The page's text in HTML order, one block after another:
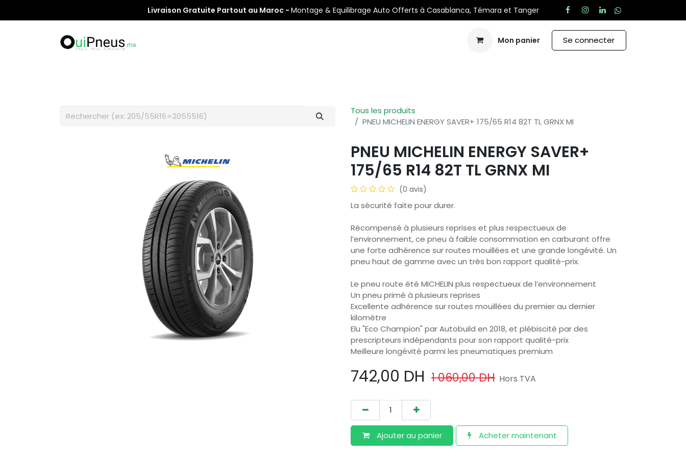
Livraison Gratuite Partout au Maroc - Montage & Equilibrage Auto Offerts à Casablanca, Témara et Tanger
Mon panier Se connecter
Tous les produits
PNEU MICHELIN ENERGY SAVER+ 175/65 R14 82T TL GRNX MI
PNEU MICHELIN ENERGY SAVER+
175/65 R14 82T TL GRNX MI
(0 avis)
La sécurité faite pour durer.
Récompensé à plusieurs reprises et plus respectueux de
l’environnement, ce pneu à faible consommation en carburant offre
une forte adhérence sur routes mouillées et une grande longévité. Un
pneu haut de gamme avec un très bon rapport qualité-prix.
Le pneu route été MICHELIN plus respectueux de l’environnement
Un pneu primé à plusieurs reprises
Excellente adhérence sur routes mouillées du premier au dernier
kilomètre
Elu "Eco Champion" par Autobuild en 2018, et plébiscité par des
prescripteurs indépendants pour son rapport qualité-prix
Meilleure longévité parmi les pneumatiques premium
742,00 DH 1 060,00DH Hors TVA
Ajouter au​ panier Acheter maintenant